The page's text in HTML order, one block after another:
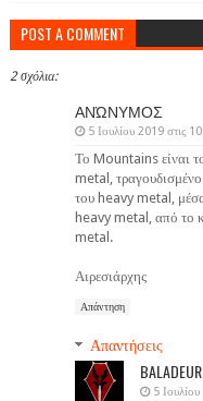
POST A COMMENT
2 σχόλια:
ΑΝΏΝΥΜΟΣ
5 Ιουλίου 2019 στις
Το Mountains είναι
metal,
του heavy metal,
heavy metal, από το
metal.
Αιρεσιάρχης
Απάντηση
Απαντήσεις
BALADEUR
5